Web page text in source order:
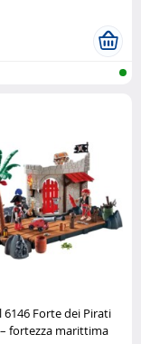
6146 Forte dei Pirati
fortezza marittima